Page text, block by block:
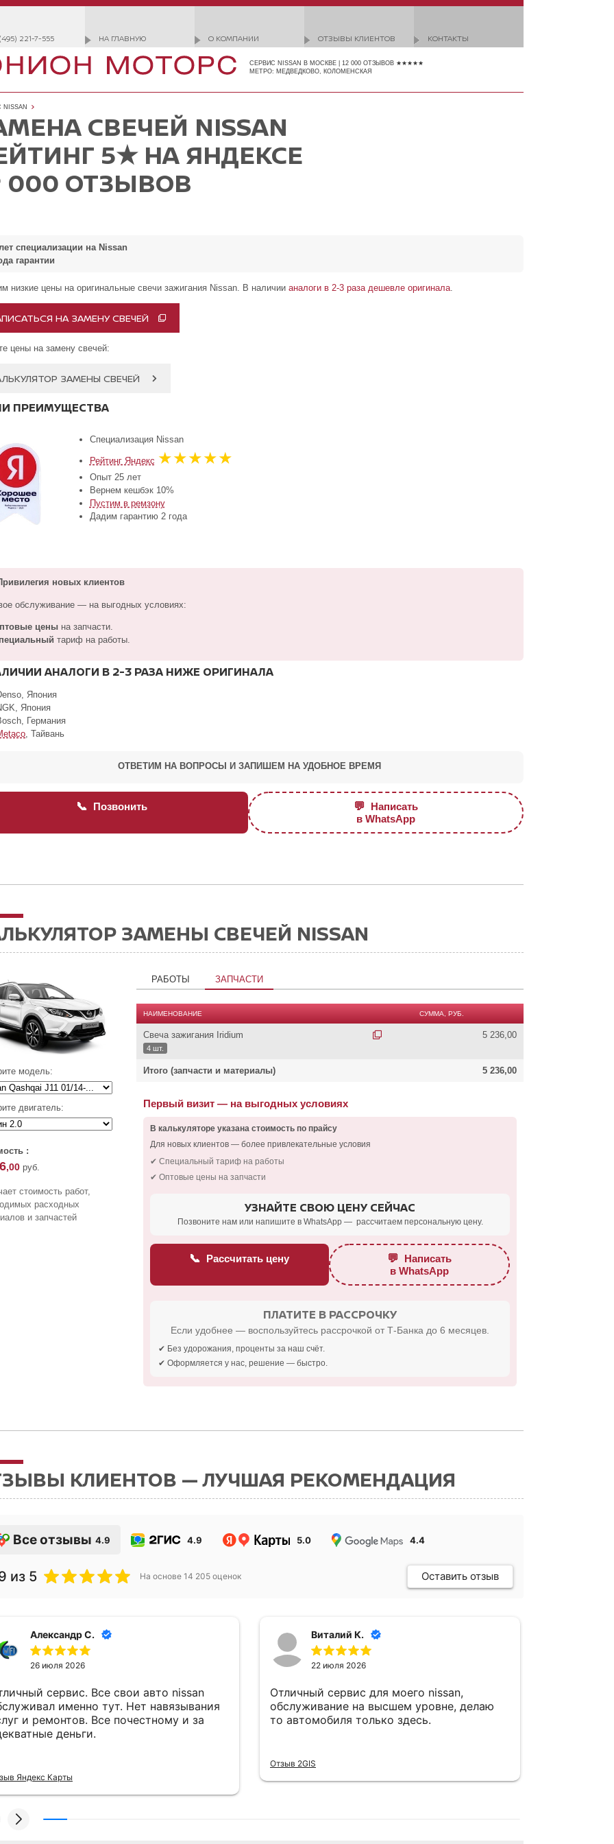
221-7-555 НА ГЛАВНУЮ О КОМПАНИИ ОТЗЫВЫ КЛИЕНТОВ КОНТАКТЫ
СЕРВИС NISSAN В МОСКВЕ | 12 000 ОТЗЫВОВ ★★★★★
МЕТРО: МЕДВЕДКОВО, КОЛОМЕНСКАЯ
СВЕЧЕЙ NISSAN
5★ НА ЯНДЕКСЕ
000 ОТЗЫВОВ
специализации на Nissan
гарантии
низкие цены на оригинальные свечи зажигания Nissan. В наличии аналоги в 2-3 раза дешевле оригинала.
НА ЗАМЕНУ СВЕЧЕЙ
цены на замену свечей:
ЗАМЕНЫ СВЕЧЕЙ
ПРЕИМУЩЕСТВА
Специализация Nissan
Рейтинг Яндекс ★★★★★
Опыт 25 лет
Вернем кешбэк 10%
Пустим в ремзону
Дадим гарантию 2 года
новых клиентов
обслуживание — на выгодных условиях:
цены на запчасти.
тариф на работы.
АНАЛОГИ В 2-3 РАЗА НИЖЕ ОРИГИНАЛА
Япония
Япония
Германия
, Тайвань
ОТВЕТИМ НА ВОПРОСЫ И ЗАПИШЕМ НА УДОБНОЕ ВРЕМЯ
📞 Позвонить 💬 Написать
в WhatsApp
ЗАМЕНЫ СВЕЧЕЙ NISSAN
модель:
двигатель:
:
,00 руб.
стоимость работ,
расходных
и запчастей
РАБОТЫ ЗАПЧАСТИ
НАИМЕНОВАНИЕ СУММА, РУБ.
Свеча зажигания Iridium
4 шт.
5 236,00
Итого (запчасти и материалы) 5 236,00
Первый визит — на выгодных условиях
В калькуляторе указана стоимость по прайсу
Для новых клиентов — более привлекательные условия
✔ Специальный тариф на работы
✔ Оптовые цены на запчасти
УЗНАЙТЕ СВОЮ ЦЕНУ СЕЙЧАС
Позвоните нам или напишите в WhatsApp — рассчитаем персональную цену.
📞 Рассчитать цену 💬 Написать
в WhatsApp
ПЛАТИТЕ В РАССРОЧКУ
Если удобнее — воспользуйтесь рассрочкой от Т-Банка до 6 месяцев.
✔ Без удорожания, проценты за наш счёт.
✔ Оформляется у нас, решение — быстро.
КЛИЕНТОВ — ЛУЧШАЯ РЕКОМЕНДАЦИЯ
Все отзывы 4.9 4.9 5.0 4.4
из 5 На основе 14 205 оценок Оставить отзыв
Александр С.
26 июля 2026
сервис. Все свои авто nissan
именно тут. Нет навязывания
и ремонтов. Все почестному и за
деньги.
Яндекс Карты
Виталий К.
22 июля 2026
Отличный сервис для моего nissan,
обслуживание на высшем уровне, делаю
то автомобиля только здесь.
Отзыв 2GIS